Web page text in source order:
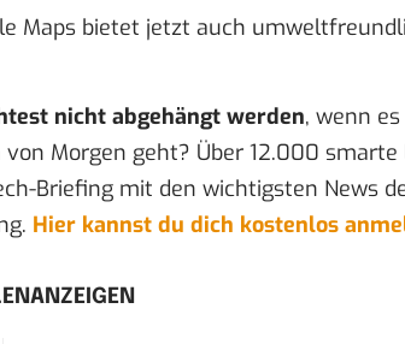
Maps bietet jetzt auch
nicht abgehängt werden, wenn
Morgen geht? Über 12.000 smarte
Briefing mit den wichtigsten News
Hier kannst du dich kostenlos